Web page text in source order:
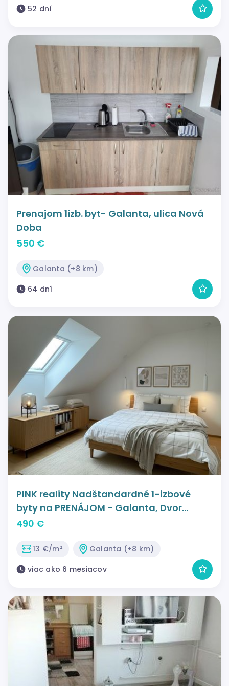
52 dní
Prenajom 1izb. byt- Galanta, ulica Nová
Doba
550 €
Galanta (+8 km)
64 dní
PINK reality Nadštandardné 1-izbové
byty na PRENÁJOM - Galanta, Dvor
Garažd
490 €
13 €/m²
Galanta (+8 km)
viac ako 6 mesiacov